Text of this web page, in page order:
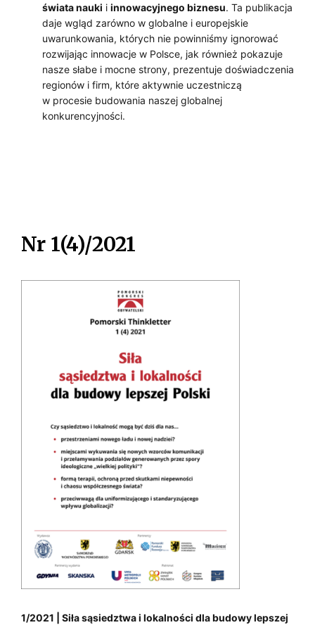
świata nauki i innowacyjnego biznesu. Ta publikacja
daje wgląd zarówno w globalne i europejskie
uwarunkowania, których nie powinniśmy ignorować
rozwijając innowacje w Polsce, jak również pokazuje
nasze słabe i mocne strony, prezentuje doświadczenia
regionów i firm, które aktywnie uczestniczą
w procesie budowania naszej globalnej
konkurencyjności.
Nr 1(4)/2021
1/2021 | Siła sąsiedztwa i lokalności dla budowy lepszej